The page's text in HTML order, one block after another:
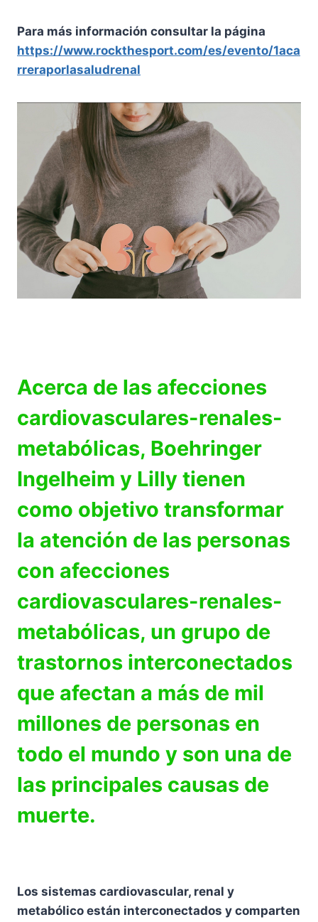
Para más información consultar la página
https://www.rockthesport.com/es/evento/1aca
rreraporlasaludrenal
Acerca de las afecciones
cardiovasculares-renales-
metabólicas, Boehringer
Ingelheim y Lilly tienen
como objetivo transformar
la atención de las personas
con afecciones
cardiovasculares-renales-
metabólicas, un grupo de
trastornos interconectados
que afectan a más de mil
millones de personas en
todo el mundo y son una de
las principales causas de
muerte.
Los sistemas cardiovascular, renal y
metabólico están interconectados y comparten